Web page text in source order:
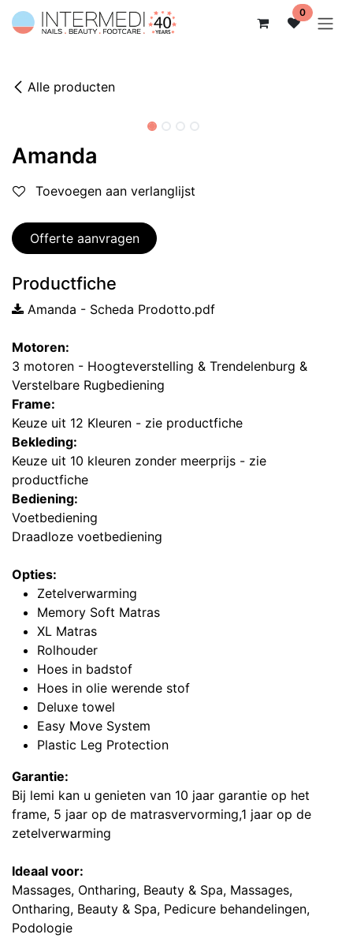
Overslaan naar inhoud 0
Alle producten
Amanda
Motoren:
3 motoren - Hoogteverstelling & Trendelenburg &
Verstelbare Rugbediening
Frame:
Keuze uit 12 Kleuren - zie productfiche
Bekleding:
Keuze uit 10 kleuren zonder meerprijs - zie
productfiche
Bediening:
Voetbediening
Draadloze voetbediening
Opties:
Zetelverwarming
Memory Soft Matras
XL Matras
Rolhouder
Hoes in badstof
Hoes in olie werende stof
Deluxe towel
Easy Move System
Plastic Leg Protection
Garantie:
Bij lemi kan u genieten van 10 jaar garantie op het
frame, 5 jaar op de matrasvervorming,1 jaar op de
zetelverwarming
Ideaal voor:
Massages, Ontharing, Beauty & Spa, Massages,
Ontharing, Beauty & Spa, Pedicure behandelingen,
Podologie
Toevoegen aan verlanglijst
Offerte aanvragen
Productfiche
Amanda - Scheda Prodotto.pdf